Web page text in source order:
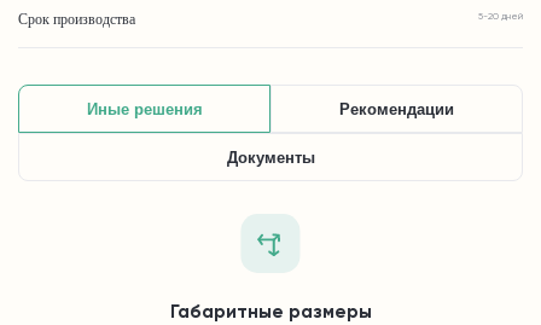
Срок производства 5-20 дней
Иные решения Рекомендации
Документы
Габаритные размеры